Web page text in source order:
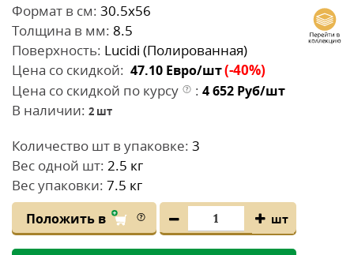
Формат в см: 30.5x56
Толщина в мм: 8.5
Поверхность: Lucidi (Полированная)
Цена со скидкой: 47.10 Евро/шт(-40%)
Цена со скидкой по курсу
: 4 652 Руб/шт
В наличии: 2 шт
Количество шт в упаковке: 3
Вес одной шт: 2.5 кг
Вес упаковки: 7.5 кг
Положить в шт